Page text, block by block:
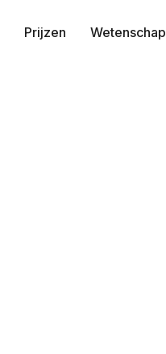
Prijzen
Wetenschap